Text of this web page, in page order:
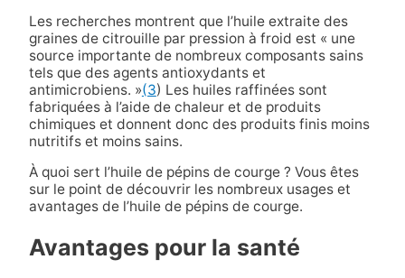
Les recherches montrent que l’huile extraite des
graines de citrouille par pression à froid est « une
source importante de nombreux composants sains
tels que des agents antioxydants et
antimicrobiens. »(3) Les huiles raffinées sont
fabriquées à l’aide de chaleur et de produits
chimiques et donnent donc des produits finis moins
nutritifs et moins sains.
À quoi sert l’huile de pépins de courge ? Vous êtes
sur le point de découvrir les nombreux usages et
avantages de l’huile de pépins de courge.
Avantages pour la santé